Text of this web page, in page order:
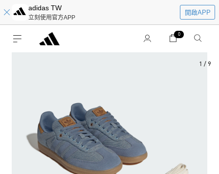
adidas TW
立刻使用官方APP
開啟APP
0
1 / 9